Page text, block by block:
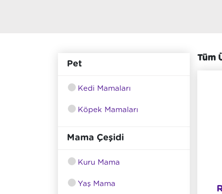
Pet
Kedi Mamaları
Köpek Mamaları
Mama Çeşidi
Kuru Mama
Yaş Mama
Tüm